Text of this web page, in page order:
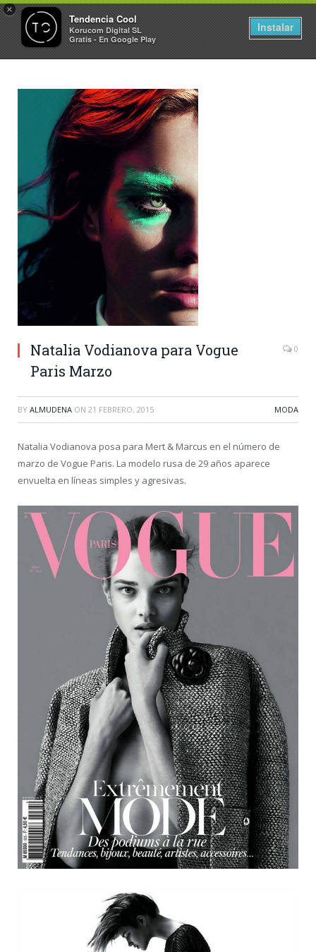
×
Tendencia Cool
Korucom Digital SL
Gratis - En Google Play
Instalar
Natalia Vodianova para Vogue
Paris Marzo
0
BY ALMUDENA ON 21 FEBRERO, 2015 MODA
Natalia Vodianova posa para Mert & Marcus en el número de
marzo de Vogue Paris. La modelo rusa de 29 años aparece
envuelta en líneas simples y agresivas.